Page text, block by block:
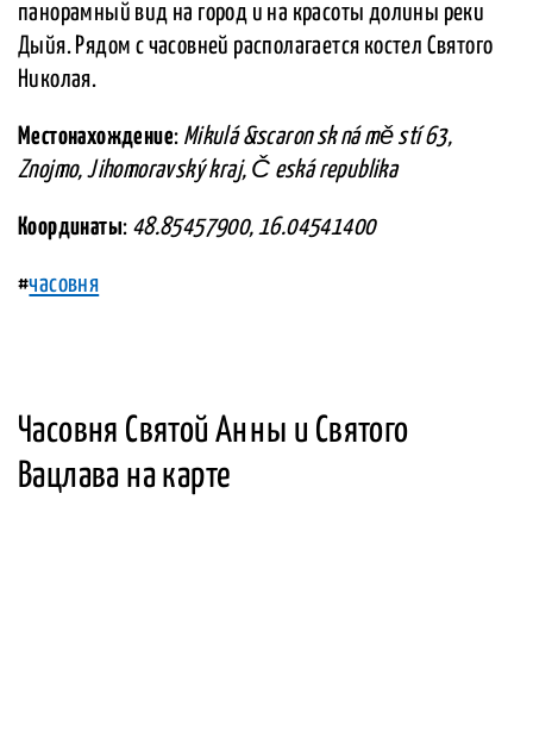
панорамный вид на город и на красоты долины реки
Дыйя. Рядом с часовней располагается костел Святого
Николая.
Местонахождение: Mikulá &scaron sk ná mě stí 63,
Znojmo, Jihomoravský kraj, Č eská republika
Координаты: 48.85457900, 16.04541400
#часовня
Часовня Святой Анны и Святого
Вацлава на карте